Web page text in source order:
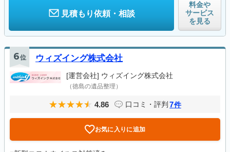
見積もり依頼・相談
料金や
サービス
を見る
6位 ウィズイング株式会社
[運営会社] ウィズイング株式会社
（徳島の遺品整理）
4.86 口コミ・評判 7件
お気に入りに追加